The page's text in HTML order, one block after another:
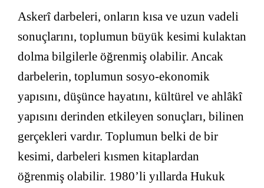
Askerî darbeleri, onların kısa ve uzun vadeli
sonuçlarını, toplumun büyük kesimi kulaktan
dolma bilgilerle öğrenmiş olabilir. Ancak
darbelerin, toplumun sosyo-ekonomik
yapısını, düşünce hayatını, kültürel ve ahlâkî
yapısını derinden etkileyen sonuçları, bilinen
gerçekleri vardır. Toplumun belki de bir
kesimi, darbeleri kısmen kitaplardan
öğrenmiş olabilir. 1980’li yıllarda Hukuk